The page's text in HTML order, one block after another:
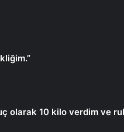
olarak 10 kilo verdim ve